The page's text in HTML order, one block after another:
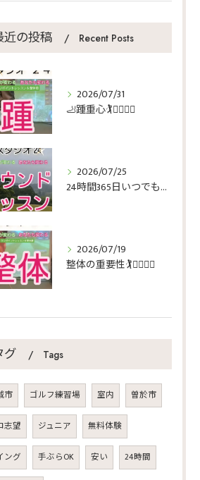
近の投稿 Recent Posts
2026/07/31
🦶踵重心🏌️🏌️‍♀️🏌️‍♂️
2026/07/25
24時間365日いつでもゴルフ🏌️🏌️‍♀️🏌️‍♂️
2026/07/19
整体の重要性🏌️🏌️‍♀️🏌️‍♂️
グ Tags
市 ゴルフ練習場 室内 曽於市
志望 ジュニア 無料体験
ング 手ぶらOK 安い 24時間